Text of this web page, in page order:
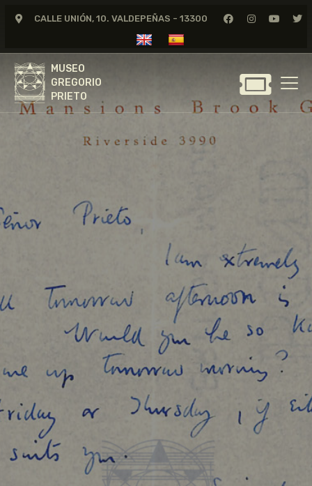
CALLE UNIÓN, 10. VALDEPEÑAS - 13300
MUSEO
GREGORIO
PRIETO
MUSEO
GREGORIO
GREGORIO PRIETO
MUSEO
FUNDACIÓN
TIENDA